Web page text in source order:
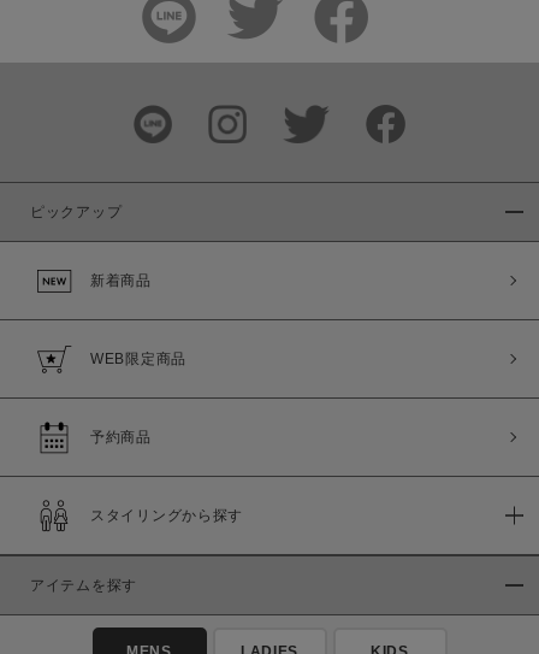
ピックアップ
新着商品
WEB限定商品
予約商品
スタイリングから探す
アイテムを探す